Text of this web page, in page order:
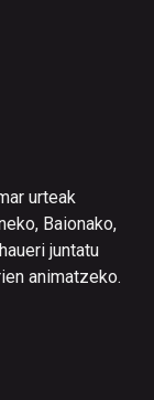
urteak
Baionako,
juntatu
animatzeko.